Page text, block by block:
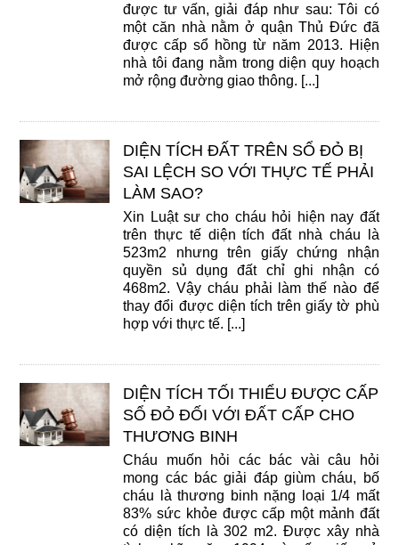
được tư vấn, giải đáp như sau: Tôi có
một căn nhà nằm ở quận Thủ Đức đã
được cấp sổ hồng từ năm 2013. Hiện
nhà tôi đang nằm trong diện quy hoạch
mở rộng đường giao thông. [...]
DIỆN TÍCH ĐẤT TRÊN SỔ ĐỎ BỊ
SAI LỆCH SO VỚI THỰC TẾ PHẢI
LÀM SAO?
Xin Luật sư cho cháu hỏi hiện nay đất
trên thực tế diện tích đất nhà cháu là
523m2 nhưng trên giấy chứng nhận
quyền sủ dụng đất chỉ ghi nhận có
468m2. Vậy cháu phải làm thế nào để
thay đổi được diện tích trên giấy tờ phù
hợp với thực tế. [...]
DIỆN TÍCH TỐI THIỂU ĐƯỢC CẤP
SỔ ĐỎ ĐỐI VỚI ĐẤT CẤP CHO
THƯƠNG BINH
Cháu muốn hỏi các bác vài câu hỏi
mong các bác giải đáp giùm cháu, bố
cháu là thương binh nặng loại 1/4 mất
83% sức khỏe được cấp một mảnh đất
có diện tích là 302 m2. Được xây nhà